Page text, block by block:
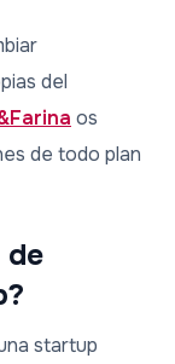
del
os
de todo plan
de
startup